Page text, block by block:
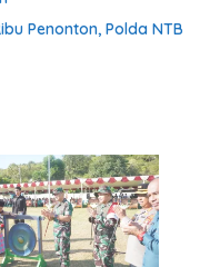
Penonton, Polda NTB